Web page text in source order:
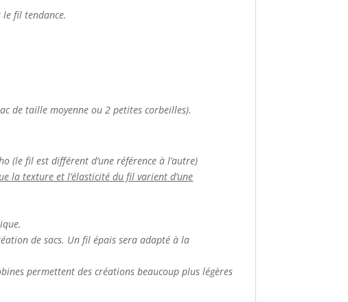
fil tendance.
de taille moyenne ou 2 petites corbeilles).
fil est différent d’une référence à l’autre)
la texture et l’élasticité du fil varient d’une
de sacs. Un fil épais sera adapté à la
permettent des créations beaucoup plus légères